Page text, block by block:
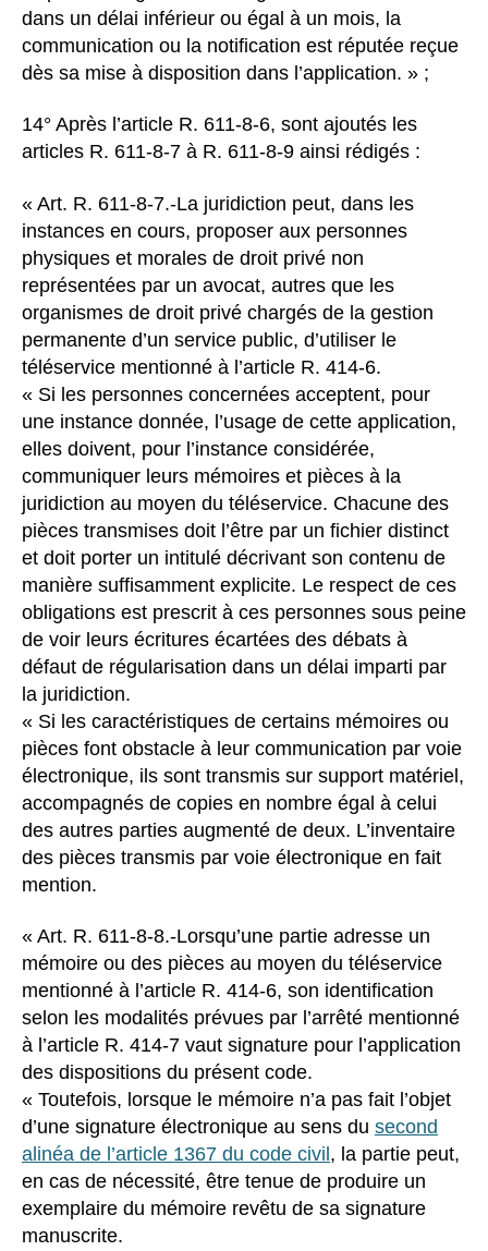
dans un délai inférieur ou égal à un mois, la
communication ou la notification est réputée reçue
dès sa mise à disposition dans l’application. » ;
14° Après l’article R. 611-8-6, sont ajoutés les
articles R. 611-8-7 à R. 611-8-9 ainsi rédigés :
« Art. R. 611-8-7.-La juridiction peut, dans les
instances en cours, proposer aux personnes
physiques et morales de droit privé non
représentées par un avocat, autres que les
organismes de droit privé chargés de la gestion
permanente d’un service public, d’utiliser le
téléservice mentionné à l’article R. 414-6.
« Si les personnes concernées acceptent, pour
une instance donnée, l’usage de cette application,
elles doivent, pour l’instance considérée,
communiquer leurs mémoires et pièces à la
juridiction au moyen du téléservice. Chacune des
pièces transmises doit l’être par un fichier distinct
et doit porter un intitulé décrivant son contenu de
manière suffisamment explicite. Le respect de ces
obligations est prescrit à ces personnes sous peine
de voir leurs écritures écartées des débats à
défaut de régularisation dans un délai imparti par
la juridiction.
« Si les caractéristiques de certains mémoires ou
pièces font obstacle à leur communication par voie
électronique, ils sont transmis sur support matériel,
accompagnés de copies en nombre égal à celui
des autres parties augmenté de deux. L’inventaire
des pièces transmis par voie électronique en fait
mention.
« Art. R. 611-8-8.-Lorsqu’une partie adresse un
mémoire ou des pièces au moyen du téléservice
mentionné à l’article R. 414-6, son identification
selon les modalités prévues par l’arrêté mentionné
à l’article R. 414-7 vaut signature pour l’application
des dispositions du présent code.
« Toutefois, lorsque le mémoire n’a pas fait l’objet
d’une signature électronique au sens du second
alinéa de l’article 1367 du code civil , la partie peut,
en cas de nécessité, être tenue de produire un
exemplaire du mémoire revêtu de sa signature
manuscrite.